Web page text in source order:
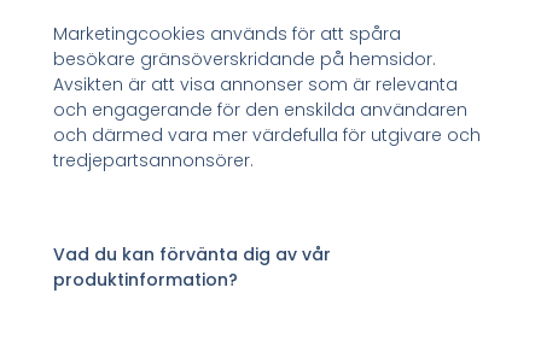
Marketingcookies används för att spåra
besökare gränsöverskridande på hemsidor.
Avsikten är att visa annonser som är relevanta
och engagerande för den enskilda användaren
och därmed vara mer värdefulla för utgivare och
tredjepartsannonsörer.
Vad du kan förvänta dig av vår
produktinformation?